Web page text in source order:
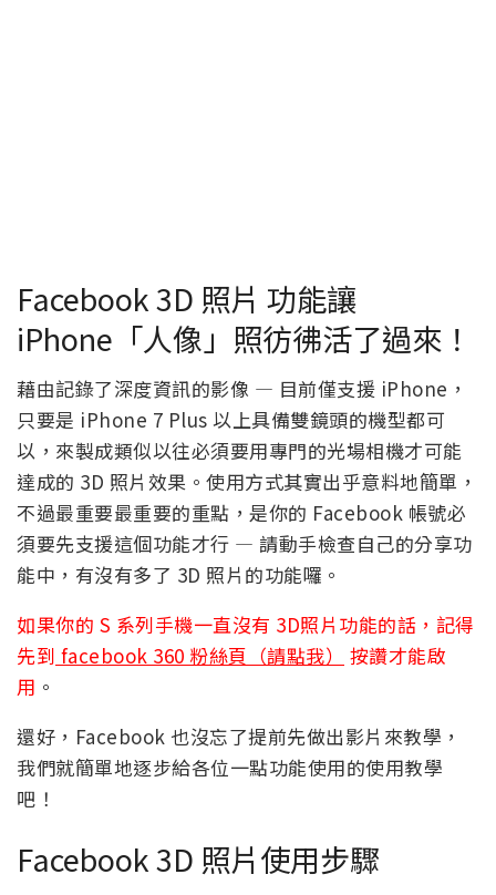
Facebook 3D 照片 功能讓
iPhone「人像」照彷彿活了過來！
藉由記錄了深度資訊的影像 — 目前僅支援 iPhone，
只要是 iPhone 7 Plus 以上具備雙鏡頭的機型都可
以，來製成類似以往必須要用專門的光場相機才可能
達成的 3D 照片效果。使用方式其實出乎意料地簡單，
不過最重要最重要的重點，是你的 Facebook 帳號必
須要先支援這個功能才行 — 請動手檢查自己的分享功
能中，有沒有多了 3D 照片的功能囉。
如果你的 S 系列手機一直沒有 3D照片功能的話，記得
先到 facebook 360 粉絲頁（請點我）
按讚才能啟
用 。
還好，Facebook 也沒忘了提前先做出影片來教學，
我們就簡單地逐步給各位一點功能使用的使用教學
吧！
Facebook 3D 照片使用步驟